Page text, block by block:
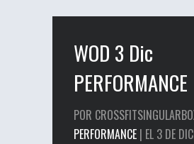
WOD 3 Dic
PERFORMANCE
POR
PERFORMANCE | EL 3 DE